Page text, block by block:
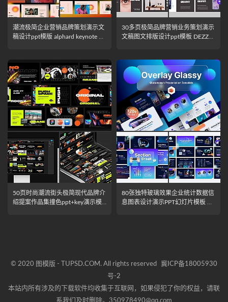
潮流极简企业营销品牌策划演示文
稿设计ppt模版 alphard keynote Po
30多页极简品牌营销业务策划演示
文稿图文排版设计ppt模板 DEZZEI
50页时尚潮流街头极简现代品牌介
绍提案作品集撞色ppt+key演示模
80张独特玻璃效果企业统计数据信
息图表设计演示PPT幻灯片模板 Ov
© 2020 图模版 - TUPSD.COM. All rights reserved
冀ICP备18005930
号-2
本站内所有涉及的下载软件均收集于互联网，如果侵犯了你的权益，请联